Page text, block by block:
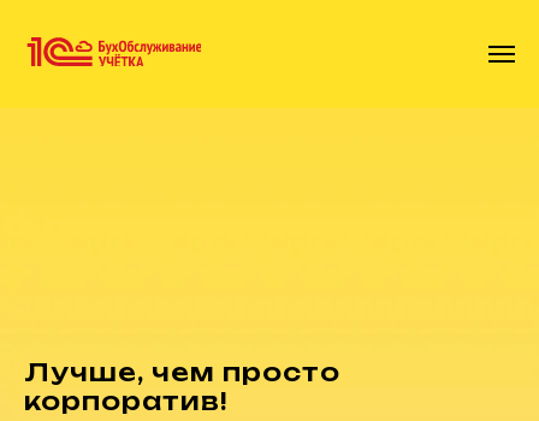
Лучше, чем просто
корпоратив!